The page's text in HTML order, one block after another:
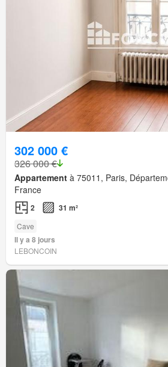
302 000 €
326 000 €
Appartement à 75011, Paris,
France
2 31 m²
Cave
Il y a 8 jours
LEBONCOIN